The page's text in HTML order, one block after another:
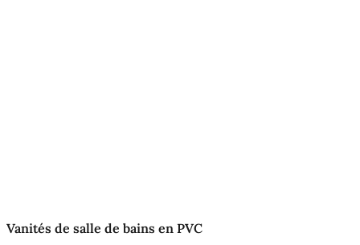
Vanités de salle de bains en PVC